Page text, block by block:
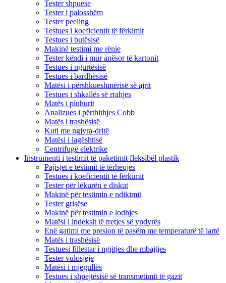
Tester shpuese
Tester i palosshëm
Tester peeling
Testues i koeficientit të fërkimit
Testues i butësisë
Makinë testimi me rënie
Tester këndi i mur anësor të kartonit
Testues i ngurtësisë
Testues i bardhësisë
Matësi i përshkueshmërisë së ajrit
Testues i shkallës së rrahjes
Matës i pluhurit
Analizues i përthithjes Cobb
Matës i trashësisë
Kuti me ngjyra-dritë
Matësi i lagështisë
Centrifugë elektrike
Instrumenti i testimit të paketimit fleksibël plastik
Pajisjet e testimit të tërheqjes
Testues i koeficientit të fërkimit
Tester për lëkurën e diskut
Makinë për testimin e ndikimit
Tester grisëse
Makinë për testimin e lodhjes
Matësi i indeksit të tretjes së yndyrës
Enë gatimi me presion të pasëm me temperaturë të lartë
Matës i trashësisë
Testuesi fillestar i ngjitjes dhe mbajtjes
Tester vulosjeje
Matësi i mjegullës
Testues i shpejtësisë së transmetimit të gazit